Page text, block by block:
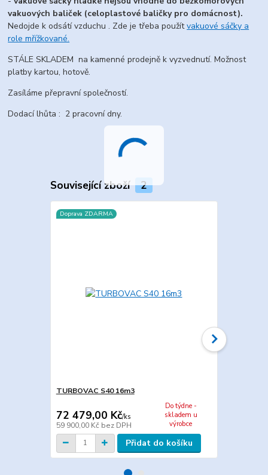
vakuových baliček (celoplastové baličky pro domácnost).
Nedojde k odsátí vzduchu . Zde je třeba použítvakuové sáčky a
role mřížkované.
STÁLE SKLADEM na kamenné prodejně k vyzvednutí. Možnost
platby kartou, hotově.
Zasíláme přepravní společností.
Dodací lhůta : 2 pracovní dny.
Související zboží 2
Doprava ZDARMA
TURBOVAC S40 16m3
72 479,00 Kč/ks
59 900,00 Kč bez DPH
Do týdne -
skladem u
výrobce
Přidat do košíku